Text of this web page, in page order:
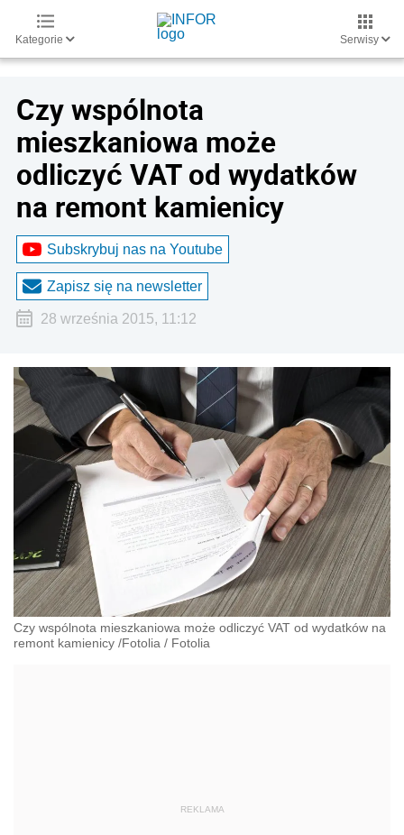
Kategorie Serwisy
Czy wspólnota
mieszkaniowa może
odliczyć VAT od wydatków
na remont kamienicy
Subskrybuj nas na Youtube
Zapisz się na newsletter
28 września 2015, 11:12
Czy wspólnota mieszkaniowa może odliczyć VAT od wydatków na
remont kamienicy /Fotolia / Fotolia